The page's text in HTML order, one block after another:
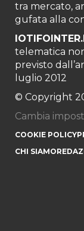
tra mercato,
gufata alla
telematica
previsto
luglio 2012
© Copyright
Cambia
COOKIE POLICY
CHI SIAMO